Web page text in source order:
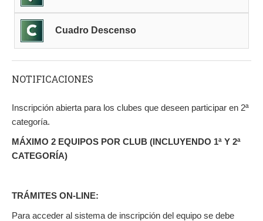
Cuadro Descenso
NOTIFICACIONES
Inscripción abierta para los clubes que deseen participar en 2ª
categoría.
MÁXIMO 2 EQUIPOS POR CLUB (INCLUYENDO 1ª Y 2ª
CATEGORÍA)
TRÁMITES ON-LINE:
Para acceder al sistema de inscripción del equipo se debe